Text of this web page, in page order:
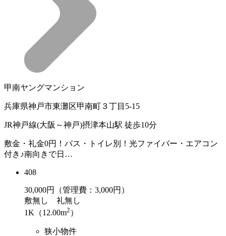
甲南ヤングマンション
兵庫県神戸市東灘区甲南町３丁目5-15
JR神戸線(大阪～神戸)摂津本山駅 徒歩10分
敷金・礼金0円！バス・トイレ別！光ファイバー・エアコン
付き♪南向きで日…
408
30,000円（管理費：3,000円）
敷無し 礼無し
1K（12.00m2 ）
狭小物件